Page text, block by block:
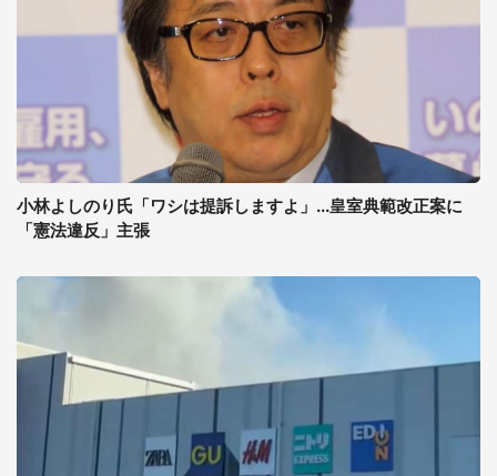
小林よしのり氏「ワシは提訴しますよ」...皇室典範改正案に
「憲法違反」主張